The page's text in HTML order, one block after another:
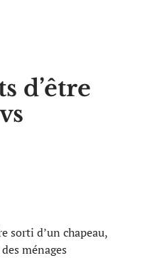
d’être
sorti d’un chapeau,
ménages